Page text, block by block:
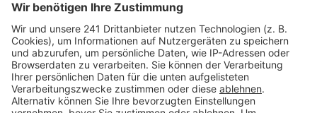
Seitenaufbau
Barrierefreiheit
Cookie Einstellungen
Rechtliches